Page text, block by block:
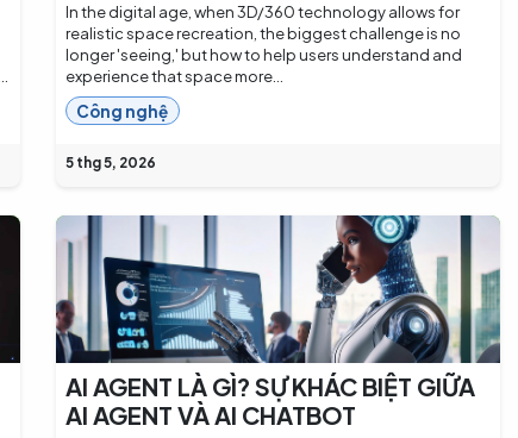
In the digital age, when 3D/360 technology allows for
realistic space recreation, the biggest challenge is no
longer 'seeing,' but how to help users understand and
experience that space more...
Công nghệ
5 thg 5, 2026
AI AGENT LÀ GÌ? SỰ KHÁC BIỆT GIỮA
AI AGENT VÀ AI CHATBOT